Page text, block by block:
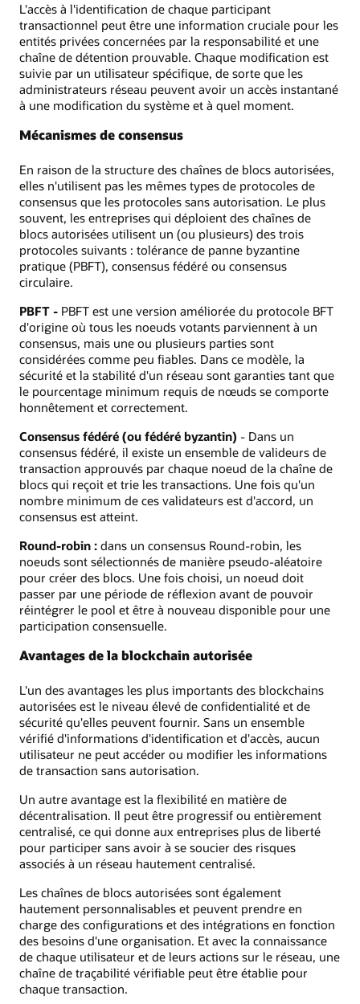
L'accès à l'identification de chaque participant
transactionnel peut être une information cruciale pour les
entités privées concernées par la responsabilité et une
chaîne de détention prouvable. Chaque modification est
suivie par un utilisateur spécifique, de sorte que les
administrateurs réseau peuvent avoir un accès instantané
à une modification du système et à quel moment.
Mécanismes de consensus
En raison de la structure des chaînes de blocs autorisées,
elles n'utilisent pas les mêmes types de protocoles de
consensus que les protocoles sans autorisation. Le plus
souvent, les entreprises qui déploient des chaînes de
blocs autorisées utilisent un (ou plusieurs) des trois
protocoles suivants : tolérance de panne byzantine
pratique (PBFT), consensus fédéré ou consensus
circulaire.
PBFT - PBFT est une version améliorée du protocole BFT
d'origine où tous les noeuds votants parviennent à un
consensus, mais une ou plusieurs parties sont
considérées comme peu fiables. Dans ce modèle, la
sécurité et la stabilité d'un réseau sont garanties tant que
le pourcentage minimum requis de nœuds se comporte
honnêtement et correctement.
Consensus fédéré (ou fédéré byzantin) - Dans un
consensus fédéré, il existe un ensemble de valideurs de
transaction approuvés par chaque noeud de la chaîne de
blocs qui reçoit et trie les transactions. Une fois qu'un
nombre minimum de ces validateurs est d'accord, un
consensus est atteint.
Round-robin : dans un consensus Round-robin, les
noeuds sont sélectionnés de manière pseudo-aléatoire
pour créer des blocs. Une fois choisi, un noeud doit
passer par une période de réflexion avant de pouvoir
réintégrer le pool et être à nouveau disponible pour une
participation consensuelle.
Avantages de la blockchain autorisée
L'un des avantages les plus importants des blockchains
autorisées est le niveau élevé de confidentialité et de
sécurité qu'elles peuvent fournir. Sans un ensemble
vérifié d'informations d'identification et d'accès, aucun
utilisateur ne peut accéder ou modifier les informations
de transaction sans autorisation.
Un autre avantage est la flexibilité en matière de
décentralisation. Il peut être progressif ou entièrement
centralisé, ce qui donne aux entreprises plus de liberté
pour participer sans avoir à se soucier des risques
associés à un réseau hautement centralisé.
Les chaînes de blocs autorisées sont également
hautement personnalisables et peuvent prendre en
charge des configurations et des intégrations en fonction
des besoins d'une organisation. Et avec la connaissance
de chaque utilisateur et de leurs actions sur le réseau, une
chaîne de traçabilité vérifiable peut être établie pour
chaque transaction.